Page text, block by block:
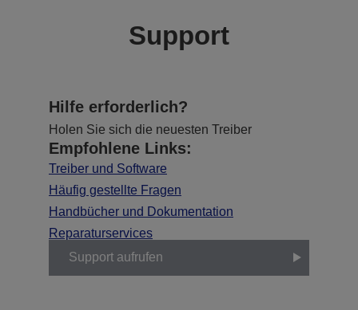
Support
Hilfe erforderlich?
Holen Sie sich die neuesten Treiber
Empfohlene Links:
Treiber und Software
Häufig gestellte Fragen
Handbücher und Dokumentation
Reparaturservices
Support aufrufen